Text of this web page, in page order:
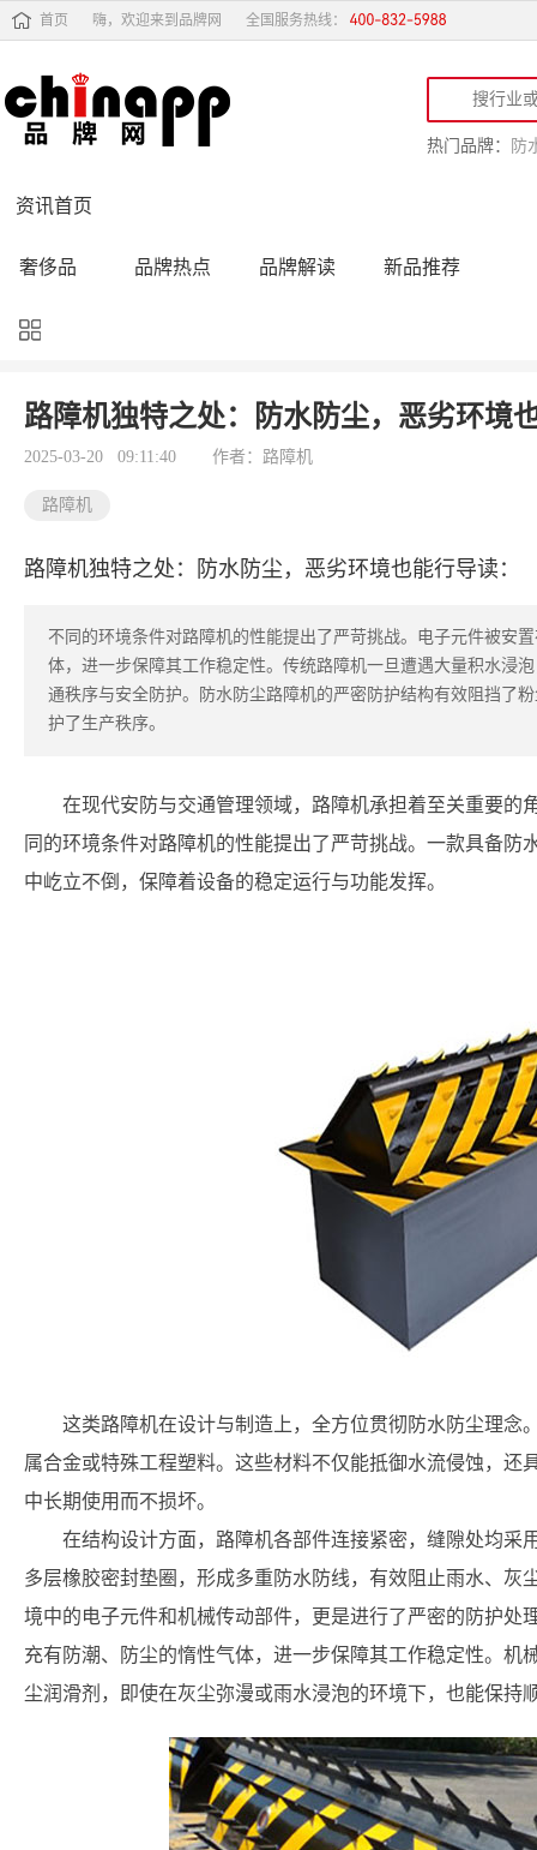
首页 嗨，欢迎来到品牌网 全国服务热线：
热门品牌： 防
资讯首页
奢侈品 品牌热点 品牌解读 新品推荐
品牌黑榜
品牌导购 专家点评 精彩点评
路障机独特之处：防水防尘，恶劣环境
2025-03-20 09:11:40 作者：路障机
路障机
路障机独特之处：防水防尘，恶劣环境也能行导读：
不同的环境条件对路障机的性能提出了严苛挑战。电子元件被安
体，进一步保障其工作稳定性。传统路障机一旦遭遇大量积水浸
通秩序与安全防护。防水防尘路障机的严密防护结构有效阻挡了
护了生产秩序。
在现代安防与交通管理领域，路障机承担着至关重要的
同的环境条件对路障机的性能提出了严苛挑战。一款具备
中屹立不倒，保障着设备的稳定运行与功能发挥。
这类路障机在设计与制造上，全方位贯彻防水防尘理念
属合金或特殊工程塑料。这些材料不仅能抵御水流侵蚀，
中长期使用而不损坏。
在结构设计方面，路障机各部件连接紧密，缝隙处均采
多层橡胶密封垫圈，形成多重防水防线，有效阻止雨水、
境中的电子元件和机械传动部件，更是进行了严密的防护处
充有防潮、防尘的惰性气体，进一步保障其工作稳定性。
尘润滑剂，即使在灰尘弥漫或雨水浸泡的环境下，也能保持